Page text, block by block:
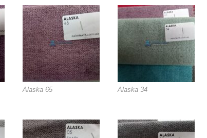
Alaska 65 Alaska 34